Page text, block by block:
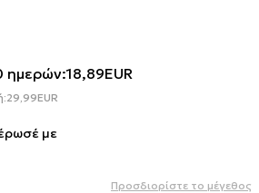
ημερών:18,89EUR
29,99EUR
με
Προσδιορίστε το μέγεθος